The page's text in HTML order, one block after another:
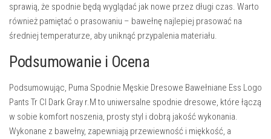
sprawią, że spodnie będą wyglądać jak nowe przez długi czas. Warto
również pamiętać o prasowaniu – bawełnę najlepiej prasować na
średniej temperaturze, aby uniknąć przypalenia materiału.
Podsumowanie i Ocena
Podsumowując, Puma Spodnie Męskie Dresowe Bawełniane Ess Logo
Pants Tr CI Dark Gray r.M to uniwersalne spodnie dresowe, które łączą
w sobie komfort noszenia, prosty styl i dobrą jakość wykonania.
Wykonane z bawełny, zapewniają przewiewność i miękkość, a